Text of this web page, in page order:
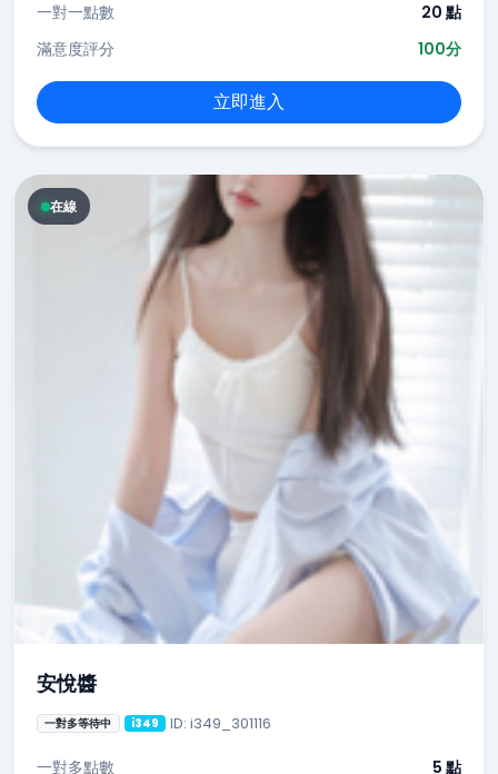
一對一點數
20 點
滿意度評分
100分
立即進入
在線
安悅醬
一對多等待中 i349 ID: i349_301116
一對多點數
5 點